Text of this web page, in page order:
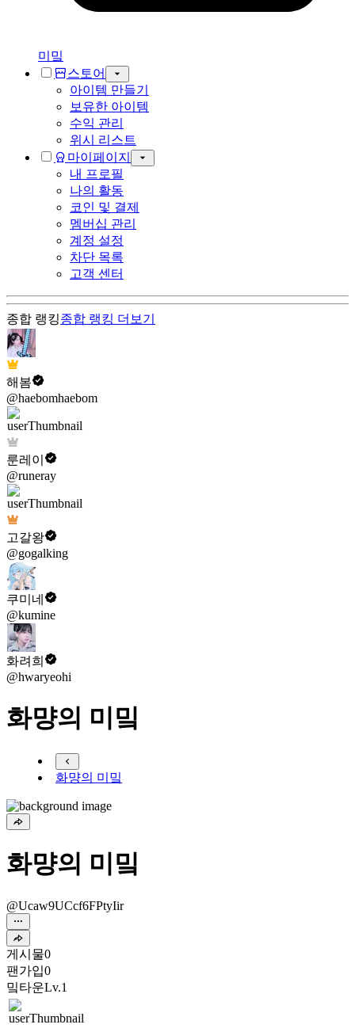
미밐
스토어
아이템 만들기
보유한 아이템
수익 관리
위시 리스트
마이페이지
내 프로필
나의 활동
코인 및 결제
멤버십 관리
계정 설정
차단 목록
고객 센터
종합 랭킹종합 랭킹 더보기
해봄
@haebomhaebom
룬레이
@runeray
고갈왕
@gogalking
쿠미네
@kumine
화려희
@hwaryeohi
화먕의 미밐
화먕의 미밐
화먕의 미밐
@Ucaw9UCcf6FPtyIir
게시물0
팬가입0
밐타운Lv.1